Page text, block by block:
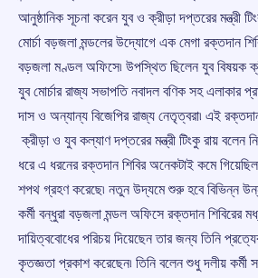
আনুষ্ঠানিক সূচনা করেন যুব ও ক্রীড়া দপ্তরের মন্ত্রী
মোর্চা বড়জলা মন্ডলের উদ্যোগে এক মেগা রক্তদান
বড়জলা মণ্ডল অফিসে৷ উপস্থিত ছিলেন যুব বিষয়ক
যুব মোর্চার রাজ্য সভাপতি নবাদল বণিক সহ এলাকার
দাস ও অন্যান্য বিজেপির রাজ্য নেতৃত্বরা৷ এই
ক্রীড়া ও যুব কল্যাণ দপ্তরের মন্ত্রী টিংকু রায় বলেন
ধরে এ ধরনের রক্তদান শিবির অনেকটাই কমে
শপথ গ্রহণ করেছে৷ নতুন উদ্যমে শুরু হবে বিভিন্ন
কর্মী বন্ধুরা বড়জলা মন্ডল অফিসে রক্তদান শিবিরের
দায়িত্ববোধের পরিচয় দিয়েছেন তার জন্য তিনি
কৃতজ্ঞতা প্রকাশ করেছেন৷ তিনি বলেন শুধু দলীয় কর্মী